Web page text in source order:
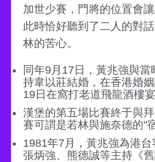
加世少賽，門將的位置會
此時恰好聽到了二人的對
林的苦心。
同年9月17日，黃兆強與
持韋以莊結婚，在香港婚
19日在窩打老道飛龍酒樓宴
漢堡的第五場比賽終于與
賽可謂是若林與施奈德的"
1981年7月，黃兆強為港
張炳強、熊德誠等主持《舊